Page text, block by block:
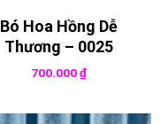
Bó Hoa Hồng Dễ
Thương – 0025
700.000₫